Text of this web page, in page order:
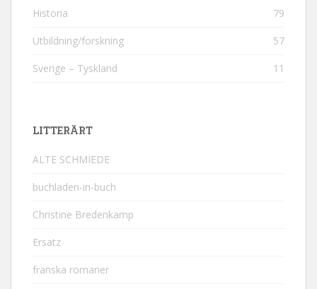
Historia 79
Utbildning/forskning 57
Sverige – Tyskland 11
LITTERÄRT
ALTE SCHMIEDE
buchladen-in-buch
Christine Bredenkamp
Ersatz
franska romaner